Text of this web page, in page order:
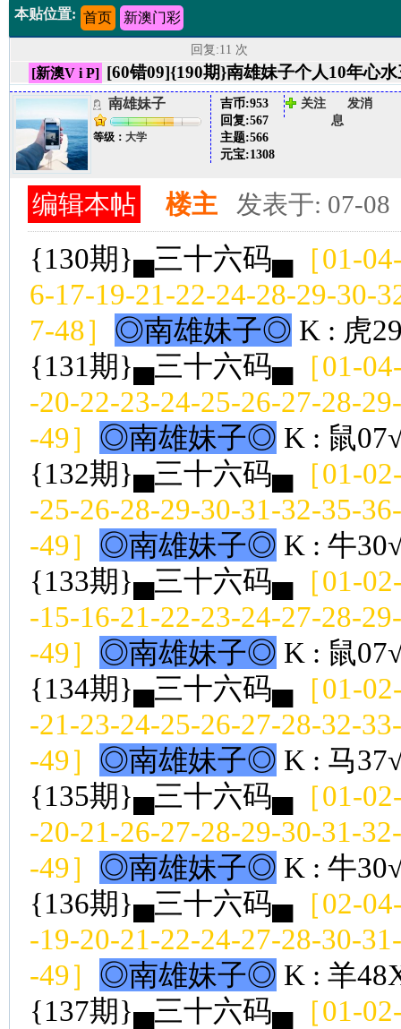
本贴位置: 首页 新澳门彩
回复:11 次
[新澳V i P] [60错09]{190期}南雄妹子个人10年心
南雄妹子
等级： 大学
吉币:953
回复:567
主题:566
元宝:1308
关注
发消
息
编辑本帖 楼主 发表于: 07-08
{130期}▄三十六码▄［01-
6-17-19-21-22-24-28-29-30-
7-48］ ◎南雄妹子◎ K : 虎
{131期}▄三十六码▄［01-
-20-22-23-24-25-26-27-28-
-49］ ◎南雄妹子◎ K : 鼠
{132期}▄三十六码▄［01-
-25-26-28-29-30-31-32-35-
-49］ ◎南雄妹子◎ K : 牛
{133期}▄三十六码▄［01-
-15-16-21-22-23-24-27-28-
-49］ ◎南雄妹子◎ K : 鼠
{134期}▄三十六码▄［01-
-21-23-24-25-26-27-28-32-
-49］ ◎南雄妹子◎ K : 马
{135期}▄三十六码▄［01-
-20-21-26-27-28-29-30-31-
-49］ ◎南雄妹子◎ K : 牛
{136期}▄三十六码▄［02-
-19-20-21-22-24-27-28-30-
-49］ ◎南雄妹子◎ K : 羊
{137期}▄三十六码▄［01-